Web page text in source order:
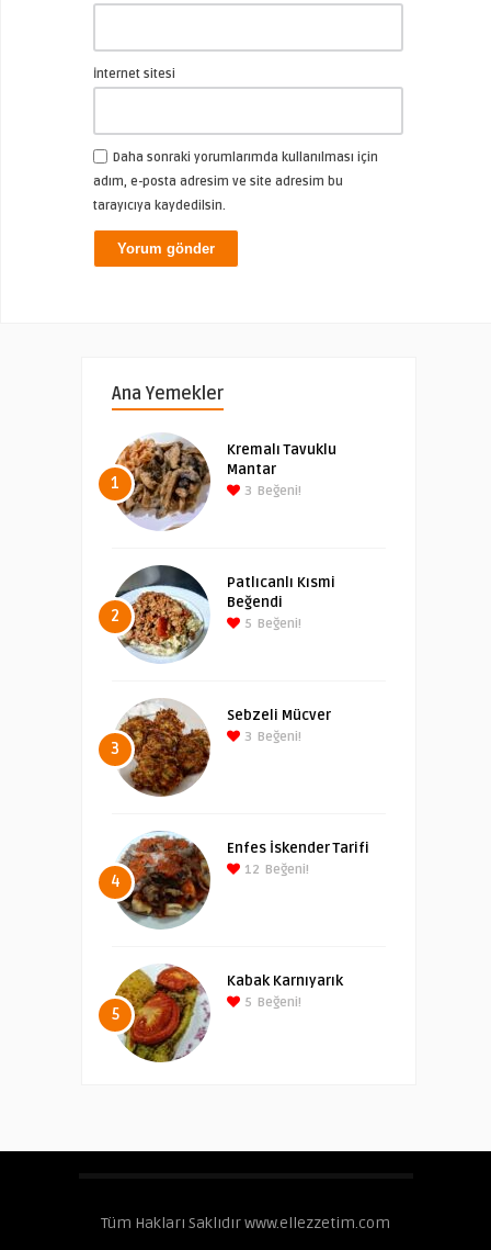
İnternet sitesi
Daha sonraki yorumlarımda kullanılması için
adım, e-posta adresim ve site adresim bu
tarayıcıya kaydedilsin.
Ana Yemekler
1
Kremalı Tavuklu
Mantar
3 Beğeni!
2
Patlıcanlı Kısmi
Beğendi
5 Beğeni!
3
Sebzeli Mücver
3 Beğeni!
4
Enfes İskender Tarifi
12 Beğeni!
5
Kabak Karnıyarık
5 Beğeni!
Tüm Hakları Saklıdır www.ellezzetim.com